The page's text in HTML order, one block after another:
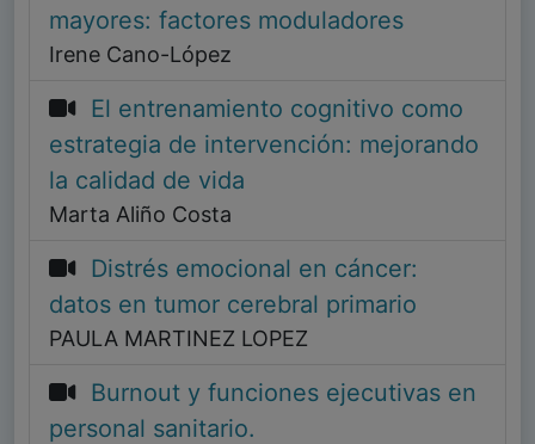
mayores: factores moduladores
Irene Cano-López
El entrenamiento cognitivo como
estrategia de intervención: mejorando
la calidad de vida
Marta Aliño Costa
Distrés emocional en cáncer:
datos en tumor cerebral primario
PAULA MARTINEZ LOPEZ
Burnout y funciones ejecutivas en
personal sanitario.